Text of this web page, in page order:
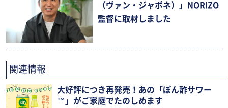
（ヴァン・ジャポネ）」NORIZO
監督に取材しました
関連情報
大好評につき再発売！あの「ぽん酢サワー
™」がご家庭でたのしめます